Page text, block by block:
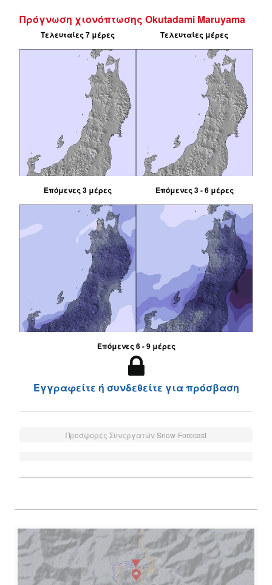
Πρόγνωση χιονόπτωσης Okutadami Maruyama
Τελευταίες 7 μέρες Τελευταίες μέρες
Επόμενες 3 μέρες Επόμενες 3 - 6 μέρες
Επόμενες 6 - 9 μέρες
Εγγραφείτε ή συνδεθείτε για πρόσβαση
Προσφορές Συνεργατών Snow-Forecast